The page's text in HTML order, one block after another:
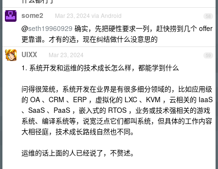
58
some2 Mar 23, 2024 via Android
@seth19960929 确实，先把硬性要求一列，赶快捞到几个 offer
更靠谱。才有的选，现在纠结做什么没意思的
59
UIXX Mar 23, 2024
1. 系统开发和运维的技术成长怎么样，都能学到什么
问得很笼统，系统开发在业界是有很多细分领域的，比如应用级
的 OA 、CRM 、ERP ，虚拟化的 LXC 、KVM ，云相关的 IaaS
、SaaS 、PaaS ，嵌入式的 RTOS ，业务或技术强相关的游戏
系统、编译系统等，说宽泛点它们都叫系统，但具体的工作内容
大相径庭，技术成长路线自然也不同。
运维的话上面的人已经说了，不赘述。